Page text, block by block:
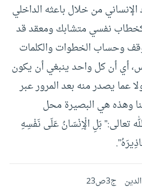
من خلال باعثه الداخلي
نفسي متشابك ومعقد قد
وحساب الخطوات والكلمات
أي أن كل واحد ينبغي أن يكون
عما يصدر منه بعد المرور عبر
وهذه هي البصيرة محل
تعالى:” بَلِ الْإِنْسَانُ عَلَى نَفْسِهِ
ج3ص23